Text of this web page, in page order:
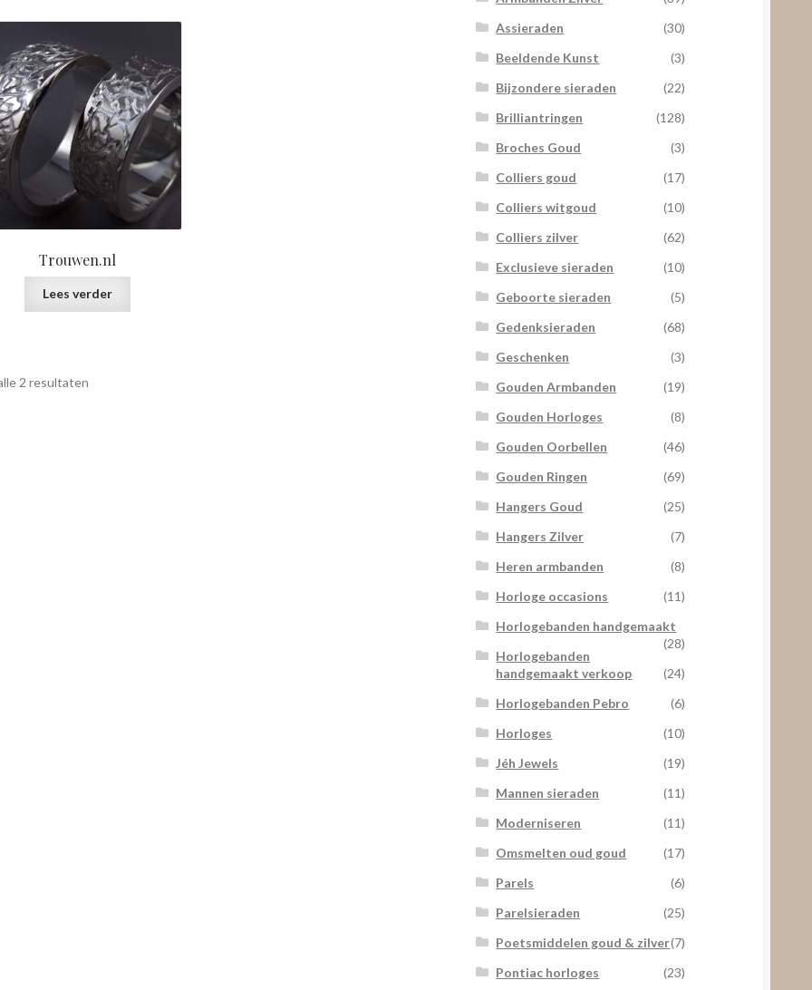
naar
hoog
Trouwen.nl
Lees verder
2 resultaten
Assieraden
(30)
Beeldende Kunst
(3)
Bijzondere sieraden
(22)
Brilliantringen
(128)
Broches Goud
(3)
Colliers goud
(17)
Colliers witgoud
(10)
Colliers zilver
(62)
Exclusieve sieraden
(10)
Geboorte sieraden
(5)
Gedenksieraden
(68)
Geschenken
(3)
Gouden Armbanden
(19)
Gouden Horloges
(8)
Gouden Oorbellen
(46)
Gouden Ringen
(69)
Hangers Goud
(25)
Hangers Zilver
(7)
Heren armbanden
(8)
Horloge occasions
(11)
Horlogebanden handgemaakt
(28)
Horlogebanden
handgemaakt verkoop
(24)
Horlogebanden Pebro
(6)
Horloges
(10)
Jéh Jewels
(19)
Mannen sieraden
(11)
Moderniseren
(11)
Omsmelten oud goud
(17)
Parels
(6)
Parelsieraden
(25)
Poetsmiddelen goud & zilver(7)
Pontiac horloges
(23)